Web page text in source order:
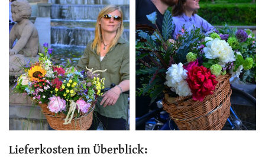
Lieferkosten im Überblick: